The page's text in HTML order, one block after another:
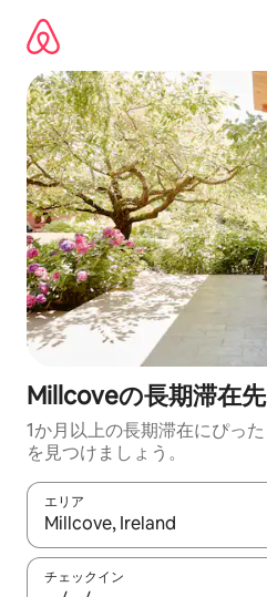
Millcoveの長期滞在先
1か月以上の長期滞在にぴっ
を見つけましょう。
エリア
検索結果が表示されたら、上
チェックイン